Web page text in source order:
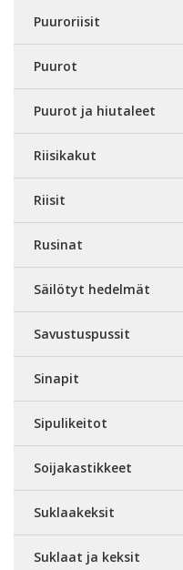
Puuroriisit
Puurot
Puurot ja hiutaleet
Riisikakut
Riisit
Rusinat
Säilötyt hedelmät
Savustuspussit
Sinapit
Sipulikeitot
Soijakastikkeet
Suklaakeksit
Suklaat ja keksit